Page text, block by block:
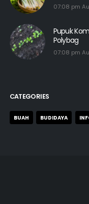
07:08 pm
Pupuk
Polybag
07:08 pm
CATEGORIES
BUAH BUDIDAYA